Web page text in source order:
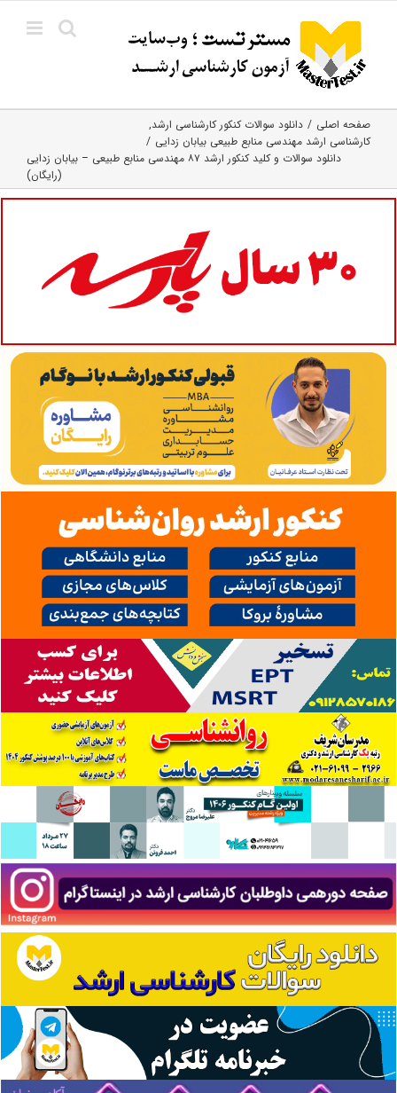
content
صفحه اصلی
دانلود سوالات کنکور کارشناسی ارشد
کارشناسی ارشد مهندسی منابع طبیعی بیابان زدایی
دانلود سوالات و کلید کنکور ارشد ۸۷ مهندسی منابع طبیعی – بیابان زدایی
(رایگان)